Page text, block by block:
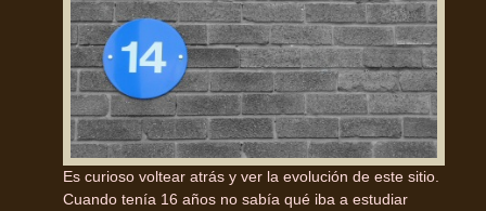
Es curioso voltear atrás y ver la evolución de este sitio.
Cuando tenía 16 años no sabía qué iba a estudiar